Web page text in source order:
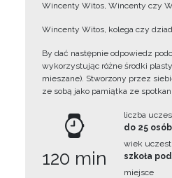
Wincenty Witos, Wincenty czy
Wincenty Witos, kolega czy
By dać następnie odpowiedz
wykorzystując różne środki
mieszane). Stworzony przez
ze sobą jako pamiątka ze
120 min
liczba
do 25 osób
wiek
szkoła
miejsce